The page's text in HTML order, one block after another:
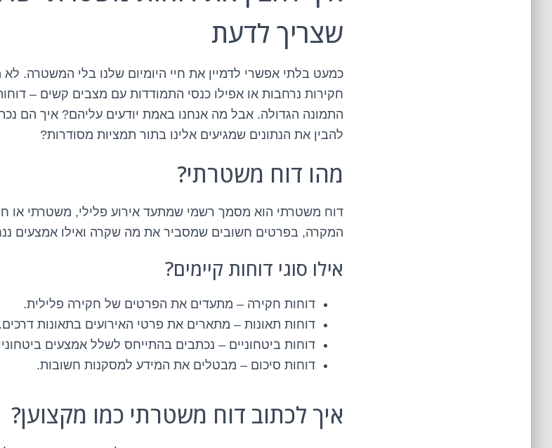
שצריך לדעת
כמעט בלתי אפשרי לדמיין את חיי היומיום שלנו בלי המשטרה.
חקירות נרחבות או אפילו כנסי התמודדות עם מצבים קשים –
התמונה הגדולה. אבל מה אנחנו באמת יודעים עליהם? איך הם
להבין את הנתונים שמגיעים אלינו בתור תמציות מסודרות?
מהו דוח משטרתי?
דוח משטרתי הוא מסמך רשמי שמתעד אירוע פלילי, משטרתי או
המקרה, בפרטים חשובים שמסביר את מה שקרה ואילו אמצעים
אילו סוגי דוחות קיימים?
דוחות חקירה – מתעדים את הפרטים של חקירה פלילית.
דוחות תאונות – מתארים את פרטי האירועים בתאונות דרכים.
דוחות ביטחוניים – נכתבים בהתייחס לשלל אמצעים
דוחות סיכום – מבטלים את המידע למסקנות חשובות.
איך לכתוב דוח משטרתי כמו מקצוען?